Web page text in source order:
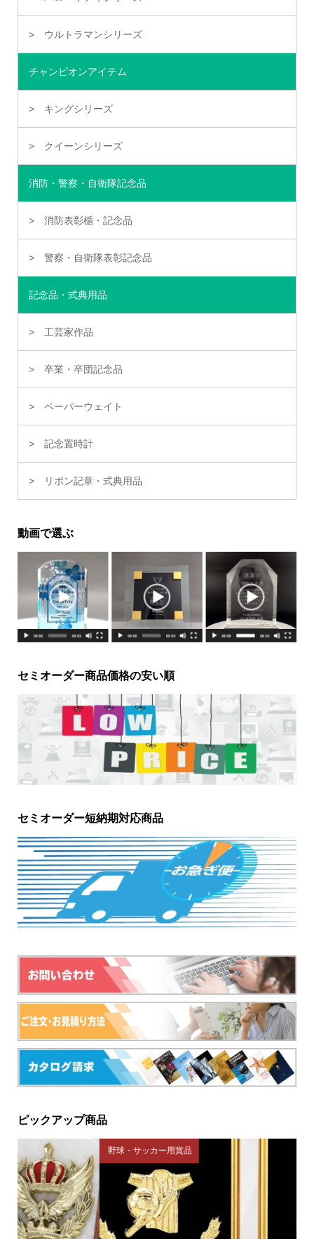
ウルトラマンシリーズ
チャンピオンアイテム
キングシリーズ
クイーンシリーズ
消防・警察・自衛隊記念品
消防表彰楯・記念品
警察・自衛隊表彰記念品
記念品・式典用品
工芸家作品
卒業・卒団記念品
ペーパーウェイト
記念置時計
リボン記章・式典用品
動画で選ぶ
セミオーダー商品価格の安い順
セミオーダー短納期対応商品
ピックアップ商品
野球・サッカー用賞品